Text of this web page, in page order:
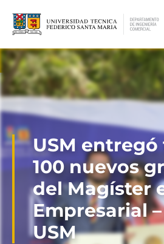
Información para
USM
100 nuevos
del Magíster
Empresarial
USM